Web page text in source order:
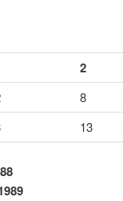
2
8
13